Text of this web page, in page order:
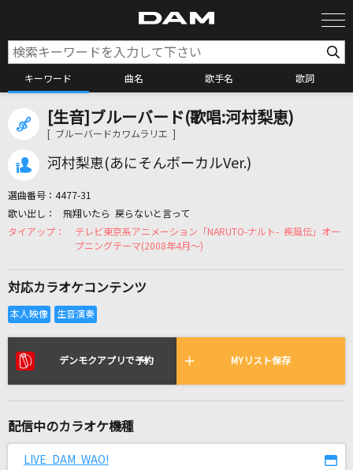
キーワード 曲名 歌手名 歌詞
カラオケ検索
カラオケリクエスト
全国りれき
リアルタイムで歌われている曲の一覧
Feel My Heart
[生音]夏の思い出
[生音]ブルーバード(歌唱:河村梨恵)
[ ブルーバードカワムラリエ ]
河村梨恵(あにそんボーカルVer.)
選曲番号： 4477-31
飛翔いたら 戻らないと言って
テレビ東京系アニメーション「NARUTO-ナルト- 疾風伝」オー
プニングテーマ(2008年4月～)
対応カラオケコンテンツ
デンモクアプリで予約 MYリスト保存
配信中のカラオケ機種
LIVE DAM WAO!